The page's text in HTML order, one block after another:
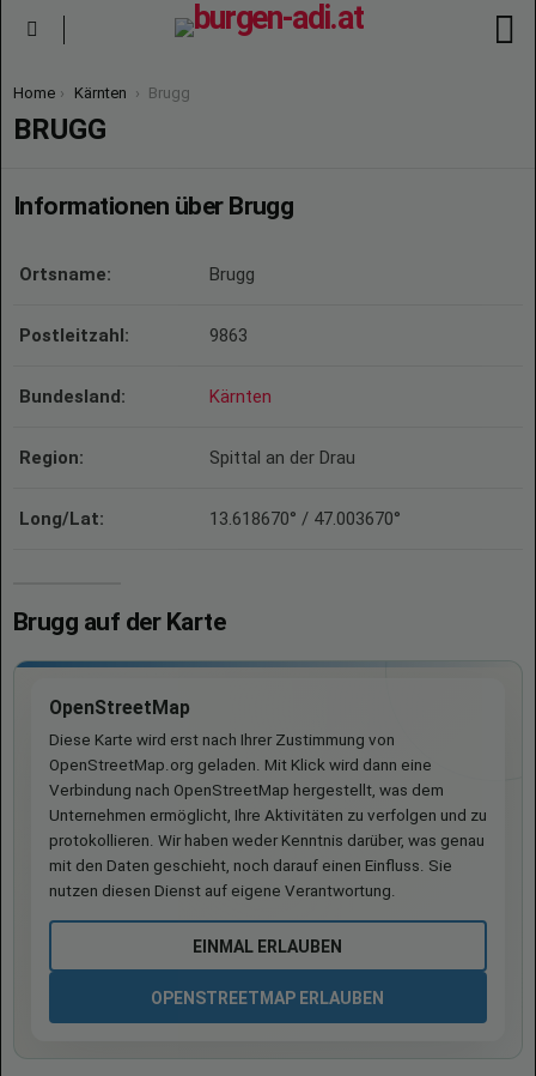
You are here:
Home Kärnten Brugg
BRUGG
Informationen über Brugg
Ortsname: Brugg
Postleitzahl: 9863
Bundesland: Kärnten
Region: Spittal an der Drau
Long/Lat: 13.618670° / 47.003670°
Brugg auf der Karte
OpenStreetMap
Diese Karte wird erst nach Ihrer Zustimmung von
OpenStreetMap.org geladen. Mit Klick wird dann eine
Verbindung nach OpenStreetMap hergestellt, was dem
Unternehmen ermöglicht, Ihre Aktivitäten zu verfolgen und zu
protokollieren. Wir haben weder Kenntnis darüber, was genau
mit den Daten geschieht, noch darauf einen Einfluss. Sie
nutzen diesen Dienst auf eigene Verantwortung.
EINMAL ERLAUBEN
OPENSTREETMAP ERLAUBEN